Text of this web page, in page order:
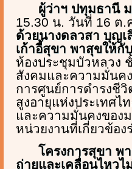
ผู้ว่าฯ ปทุมธานี
15.30 น. วันที่ 16 ต.
ด้วยนางดลวสา บุญเ
เก้าอี้สุขา พาสุขให้กั
ห้องประชุมบัวหลวง
สังคมและความมั่นค
การศูนย์การดำรงชี
สูงอายุแห่งประเทศ
และความมั่นคงของ
หน่วยงานที่เกี่ยวข้อ
โครงการสุขา
ถ่ายและเคลื่อนไหว